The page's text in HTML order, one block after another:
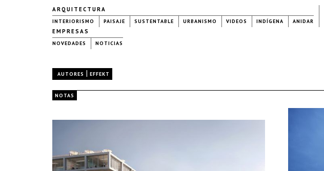
ARQUITECTURA
INTERIORISMO PAISAJE SUSTENTABLE URBANISMO VIDEOS INDÍGENA ANIDAR
EMPRESAS
NOVEDADES NOTICIAS
AUTORES | EFFEKT
NOTAS